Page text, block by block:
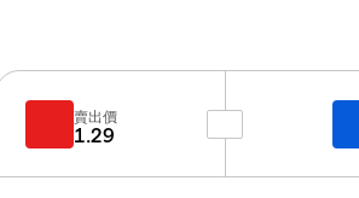
賣出價
1.29